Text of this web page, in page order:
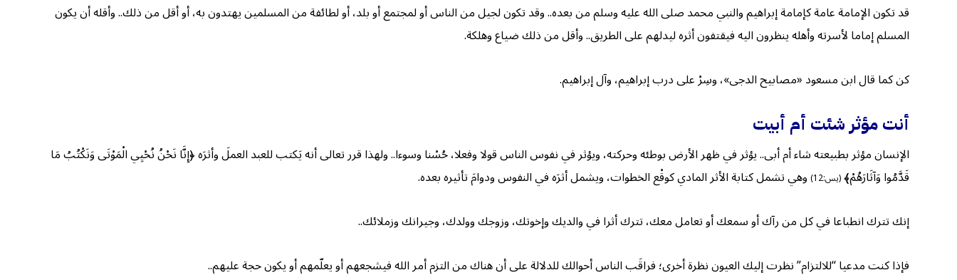
قد تكون الإمامة عامة كإمامة إبراهيم والنبي محمد صلى الله عليه وسلم من بعده.. وقد تكون لجيل من الناس أو لمجتمع أو بلد، أو لطائفة من المسلمين يهتدون به، أو أقل من ذلك.. وأقله أن يكون
المسلم إماما لأسرته وأهله ينظرون اليه فيقتفون أثره ليدلهم على الطريق.. وأقل من ذلك ضياع وهلكة.
كن كما قال ابن مسعود «مصابيح الدجى»، وسِرْ على درب إبراهيم، وآل إبراهيم.
أنت مؤثر شئت أم أبيت
الإنسان مؤثر بطبيعته شاء أم أبى.. يؤثر في ظهر الأرض بوطئه وحركته، ويؤثر في نفوس الناس قولا وفعلا، حُسْنا وسوءا.. ولهذا قرر تعالى أنه يَكتب للعبد العملَ وأثرَه ﴿إِنَّا نَحْنُ نُحْيِي الْمَوْتَى وَنَكْتُبُ مَا
قَدَّمُوا وَآثَارَهُمْ﴾(يس:12)
وهي تشمل كتابة الأثر المادي كوقْع الخطوات، ويشمل أثرَه في النفوس ودوامَ تأثيره بعده.
إنك تترك انطباعا في كل من رآك أو سمعك أو تعامل معك، تترك أثرا في والديك وإخوتك، وزوجك وولدك، وجيرانك وزملائك..
فإذا كنت مدعيا “للالتزام” نظرت إليك العيون نظرة أخرى؛ فراقَب الناس أحوالك للدلالة على أن هناك من التزم أمر الله فيشجعهم أو يعلّمهم أو يكون حجة عليهم..